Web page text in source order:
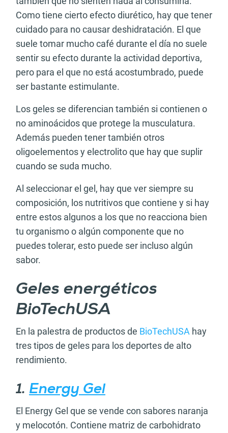
Como tiene cierto efecto diurético, hay que tener
cuidado para no causar deshidratación. El que
suele tomar mucho café durante el día no suele
sentir su efecto durante la actividad deportiva,
pero para el que no está acostumbrado, puede
ser bastante estimulante.
Los geles se diferencian también si contienen o
no aminoácidos que protege la musculatura.
Además pueden tener también otros
oligoelementos y electrolito que hay que suplir
cuando se suda mucho.
Al seleccionar el gel, hay que ver siempre su
composición, los nutritivos que contiene y si hay
entre estos algunos a los que no reacciona bien
tu organismo o algún componente que no
puedes tolerar, esto puede ser incluso algún
sabor.
Geles energéticos
BioTechUSA
En la palestra de productos de BioTechUSA hay
tres tipos de geles para los deportes de alto
rendimiento.
1. Energy Gel
El Energy Gel que se vende con sabores naranja
y melocotón. Contiene matriz de carbohidrato